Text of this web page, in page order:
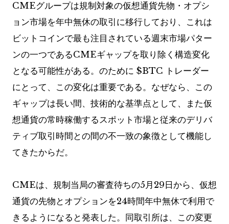
CMEグループは規制対象の仮想通貨先物・オプシ
ョン市場を年中無休の取引に移行しており、これは
ビットコインで最も注目されている週末市場パター
ンの一つであるCMEギャップを取り除く構造変化
となる可能性がある。のために $BTC トレーダー
にとって、この変化は重要である。なぜなら、この
ギャップは長い間、技術的な基準点として、また仮
想通貨の常時稼働するスポット市場と従来のデリバ
ティブ取引時間との間の不一致の象徴として機能し
てきたからだ。
CMEは、規制当局の審査待ちの5月29日から、仮想
通貨の先物とオプションを24時間年中無休で利用で
きるようになると発表した。同取引所は、この変更